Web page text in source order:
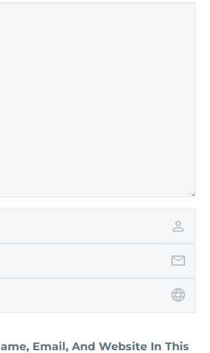
Email, And Website In This